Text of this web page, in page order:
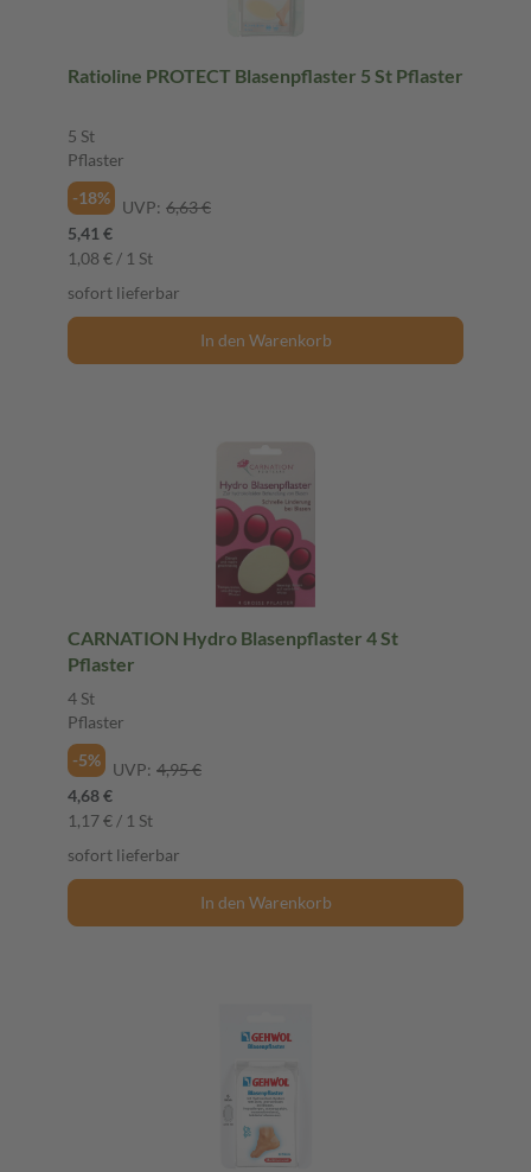
Ratioline PROTECT Blasenpflaster 5 St Pflaster
5 St
Pflaster
-18%
UVP: 6,63 €
5,41 €
1,08 € / 1 St
sofort lieferbar
In den Warenkorb
CARNATION Hydro Blasenpflaster 4 St
Pflaster
4 St
Pflaster
-5%
UVP: 4,95 €
4,68 €
1,17 € / 1 St
sofort lieferbar
In den Warenkorb